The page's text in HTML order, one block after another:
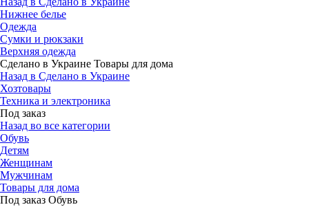
Нижнее белье
Одежда
Сумки и рюкзаки
Верхняя одежда
Сделано в Украине Товары для дома
Назад в Сделано в Украине
Хозтовары
Техника и электроника
Под заказ
Назад во все категории
Обувь
Детям
Женщинам
Мужчинам
Товары для дома
Под заказ Обувь